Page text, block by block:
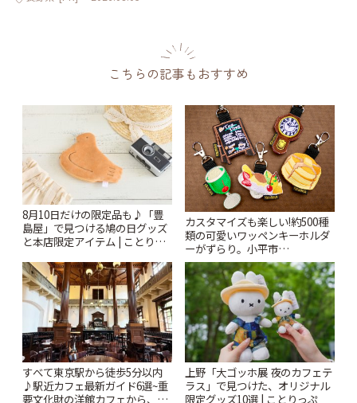
こちらの記事もおすすめ
8月10日だけの限定品も♪「豊
島屋」で見つける鳩の日グッズ
と本店限定アイテム | ことりっ
カスタマイズも楽しい!約500種
類の可愛いワッペンキーホルダ
ーがずらり。小平市
「Kimamaya T&K」 | ことりっ
ぷ
すべて東京駅から徒歩5分以内
♪駅近カフェ最新ガイド6選~重
要文化財の洋館カフェから、改
上野「大ゴッホ展 夜のカフェテ
ラス」で見つけた、オリジナル
限定グッズ10選 | ことりっぷ